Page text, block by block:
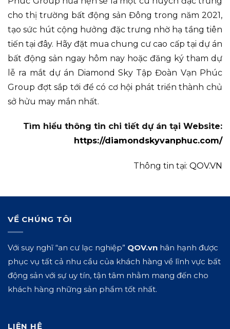
cho thị trường bất động sản Đông trong năm 2021,
tạo sức hút cộng hưởng đặc trưng nhờ hạ tầng tiên
tiến tại đây. Hãy đặt mua chung cư cao cấp tại dự án
bất động sản ngay hôm nay hoặc đăng ký tham dự
lễ ra mắt dự án Diamond Sky Tập Đoàn Vạn Phúc
Group đợt sắp tới để có cơ hội phát triển thành chủ
sở hửu may mắn nhất.
Tìm hiểu thông tin chi tiết dự án tại Website:
https://diamondskyvanphuc.com/
Thông tin tại: QOV.VN
VỀ CHÚNG TÔI
Với suy nghĩ “an cư lạc nghiệp” QOV.vn hân hạnh được
phục vụ tất cả nhu cầu của khách hàng về lĩnh vực bất
động sản với sự uy tín, tận tâm nhằm mang đến cho
khách hàng những sản phẩm tốt nhất.
LIÊN HỆ